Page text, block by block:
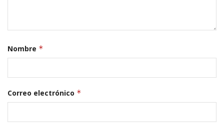
Nombre *
Correo electrónico *